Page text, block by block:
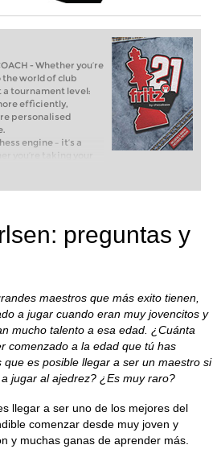
- Whether you’re
world of club
a tournament level:
efficiently,
personalised
engine – it’s a
you’re taking your
chess, or already
with FRITZ, you can
and with a
preguntas y
maestros que más exito tienen,
a jugar cuando eran muy jovencitos y
mucho talento a esa edad. ¿Cuánta
comenzado a la edad que tú has
es posible llegar a ser un maestro si
jugar al ajedrez? ¿Es muy raro?
llegar a ser uno de los mejores del
comenzar desde muy joven y
y muchas ganas de aprender más.